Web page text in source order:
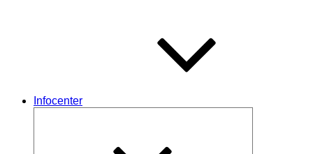
Infocenter